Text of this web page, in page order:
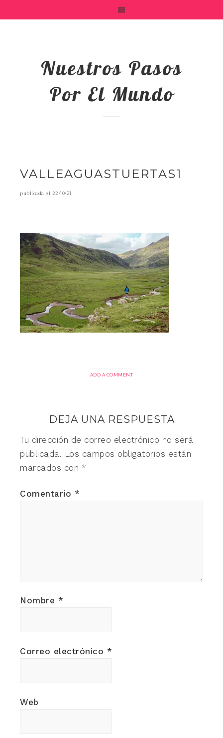
Nuestros Pasos
Por El Mundo
VALLEAGUASTUERTAS1
publicada el 22/10/21
ADD A COMMENT
DEJA UNA RESPUESTA
Tu dirección de correo electrónico no será
publicada. Los campos obligatorios están
marcados con *
Comentario *
Nombre *
Correo electrónico *
Web